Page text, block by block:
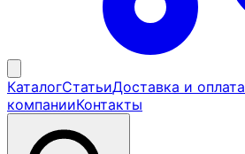
КаталогСтатьиДоставка и оплата
компанииКонтакты